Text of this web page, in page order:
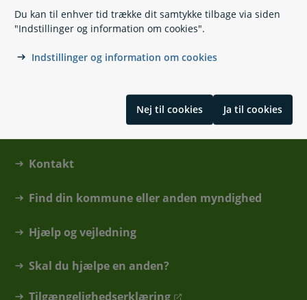
Du kan til enhver tid trække dit samtykke tilbage via siden
"Indstillinger og information om cookies".
Indstillinger og information om cookies
Nej til cookies Ja til cookies
Motionsråd
Rygestop
Skrevet af redaktionen på sundhed.dk
Kontakt
Find din kommune eller anden myndighed
Hjælp og vejledning
Skal du hjælpe en anden?
Tilgængelighedserklæring